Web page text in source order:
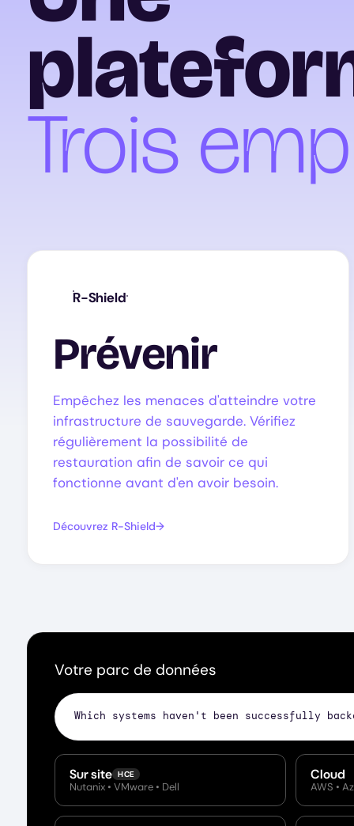
Trois
R-Shield
Prévenir
Empêchez les menaces d'atteindre votre
infrastructure de sauvegarde. Vérifiez
régulièrement la possibilité de
restauration afin de savoir ce qui
fonctionne avant d'en avoir besoin.
Découvrez R-Shield
Votre parc de données
Whi
Sur site HCE
Nutanix • VMware • Dell
Cloud
AWS •